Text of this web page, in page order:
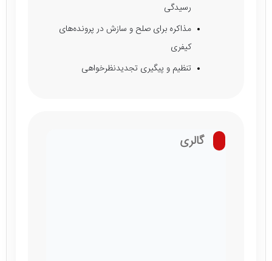
رسیدگی
مذاکره برای صلح و سازش در پرونده‌های
کیفری
تنظیم و پیگیری تجدیدنظرخواهی
گالری